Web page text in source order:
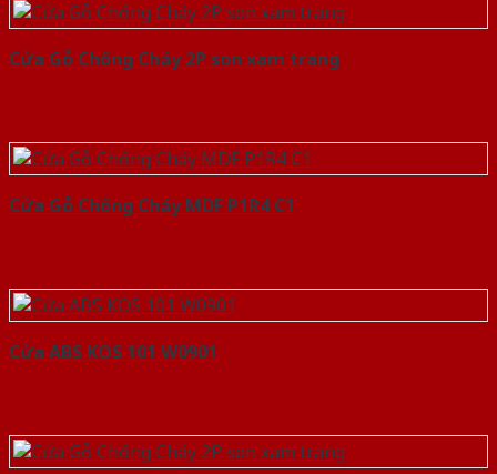
Cửa Gỗ Chống Cháy 2P son xam trang
Cửa Gỗ Chống Cháy MDF P1R4 C1
Cửa ABS KOS 101 W0901